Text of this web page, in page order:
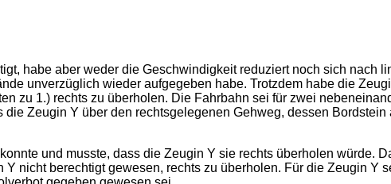
habe aber weder die Geschwindigkeit reduziert noch sich nach
unverzüglich wieder aufgegeben habe. Trotzdem habe die
zu 1.) rechts zu überholen. Die Fahrbahn sei für zwei
Zeugin Y über den rechtsgelegenen Gehweg, dessen Bordstein
und musste, dass die Zeugin Y sie rechts überholen würde.
nicht berechtigt gewesen, rechts zu überholen. Für die Zeugin Y